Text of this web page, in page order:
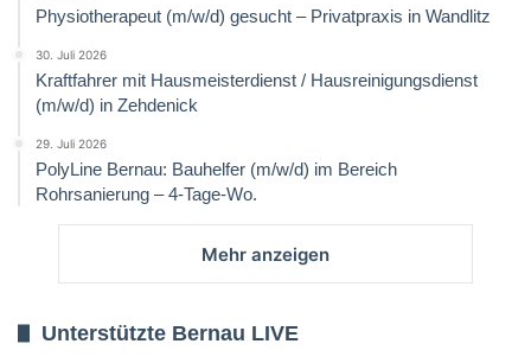
Physiotherapeut (m/w/d) gesucht – Privatpraxis in Wandlitz
30. Juli 2026
Kraftfahrer mit Hausmeisterdienst / Hausreinigungsdienst
(m/w/d) in Zehdenick
29. Juli 2026
PolyLine Bernau: Bauhelfer (m/w/d) im Bereich
Rohrsanierung – 4-Tage-Wo.
Mehr anzeigen
Unterstützte Bernau LIVE